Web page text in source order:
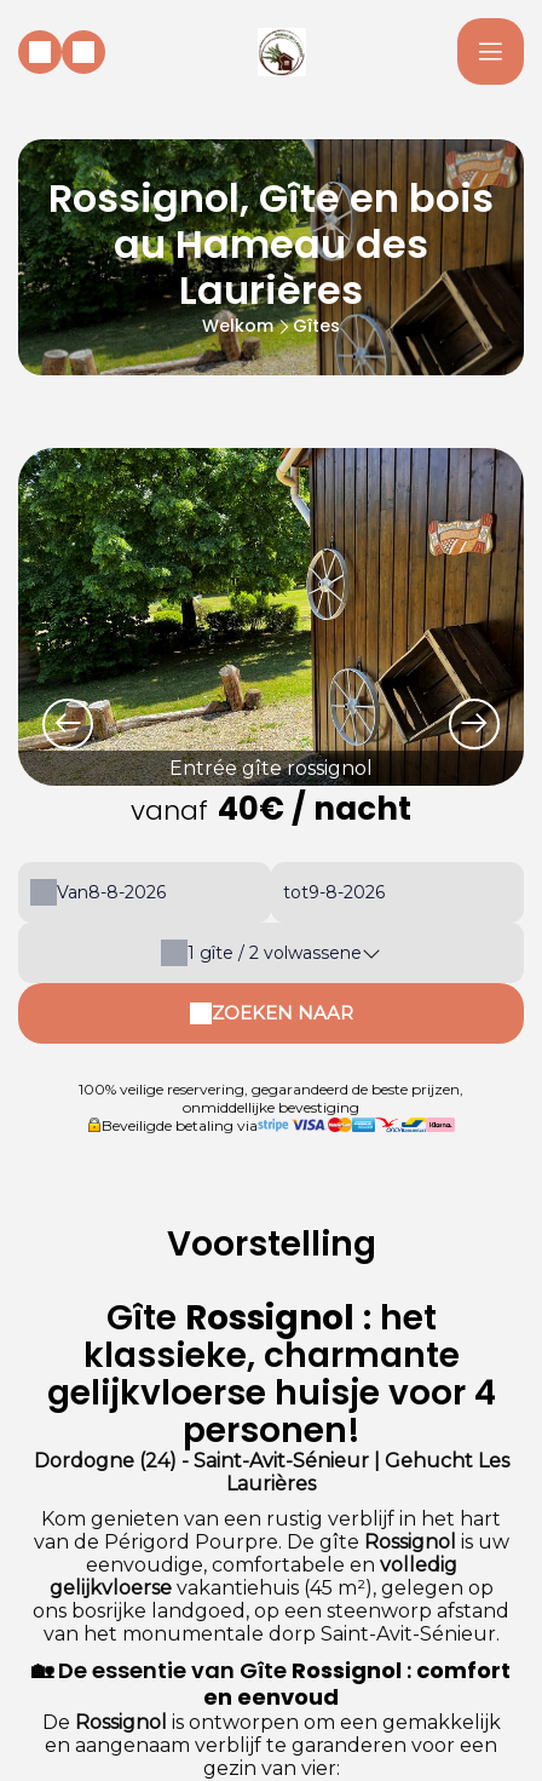
Rossignol, Gîte en bois
au Hameau des
Laurières
Welkom Gîtes
Entrée gîte rossignol
vanaf 40€ / nacht
Van tot
1 gîte / 2 volwassene
ZOEKEN NAAR
100% veilige reservering, gegarandeerd de beste prijzen,
onmiddellijke bevestiging
Beveiligde betaling via
Voorstelling
Gîte Rossignol : het
klassieke, charmante
gelijkvloerse huisje voor 4
personen!
Dordogne (24) - Saint-Avit-Sénieur | Gehucht Les
Laurières
Kom genieten van een rustig verblijf in het hart
van de Périgord Pourpre. De gîte Rossignol is uw
eenvoudige, comfortabele en volledig
gelijkvloersevakantiehuis (45 m²), gelegen op
ons bosrijke landgoed, op een steenworp afstand
van het monumentale dorp Saint-Avit-Sénieur.
🏡 De essentie van Gîte Rossignol : comfort
en eenvoud
De Rossignol is ontworpen om een gemakkelijk
en aangenaam verblijf te garanderen voor een
gezin van vier: